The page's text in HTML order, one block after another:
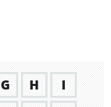
G H
I